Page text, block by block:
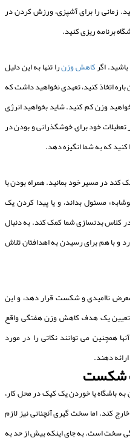
زمانی را برای آشپزی، ورزش کردن در
برنامه ریزی کنید.
اگرکاهش وزنرا تنها به این دلیل
اتخاذ کنید، تعهدی نخواهید داشت که
وزن کم کنید. شاید بخواهید انرژی
تعطیلات خود برای خوشگذرانی و بودن در
که به شما انگیزه دهد.
کند در مسیر خود بمانید. همراه بودن با
مسئول بداند، و یا پیدا کردن یک
کلاس بدنسازی شما کمک کند. به دنبال
و با هم برای رسیدن به اهدافتان تلاش
ناامیدی و شکست قرار دهد، و این
یک هدف کاهش وزن هفتگی واقع
همچنین می توانند نکاتی را در مورد
دهند.
شکست
باشگاه یا خوردن یک کیک در محل کار،
کند. اما سخت گیری آنچنانی نیز لازم
سخت است. به جای اینکه بیش از حد به